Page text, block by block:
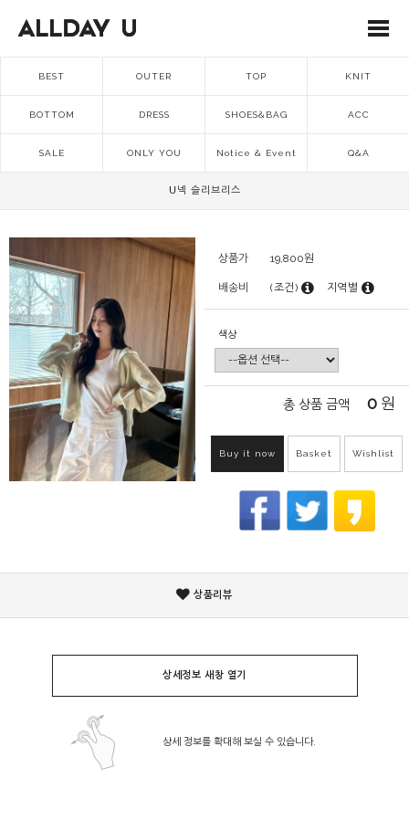
BEST OUTER TOP KNIT
BOTTOM DRESS SHOES&BAG ACC
SALE ONLY YOU Notice & Event Q&A
U넥 슬리브리스
상품가 19,800원
배송비 (조건) 지역별
색상
총 상품 금액 0 원
Buy it now Basket Wishlist
상품리뷰
상세정보 새창 열기
상세 정보를 확대해 보실 수 있습니다.